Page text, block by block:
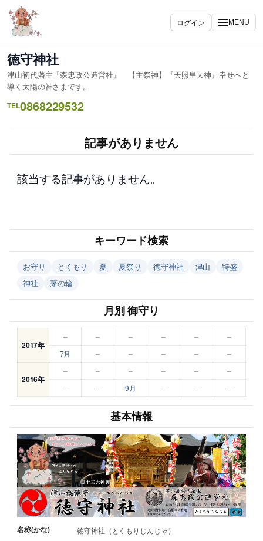
内
容
ス
キ
ッ
プ
ログイン MENU
徳守神社
津山初代藩主『森忠政公造営社』 【主祭神】『天照皇大神』幸せへと
導く太陽の神さまです。
TEL0868229532
記事がありません
該当する記事がありません。
キーワード検索
お守り とくもり 夏 夏祭り 徳守神社 津山
特盛
神社
茅の輪
月別 御守り
2017年
– – – – –
–
7月
– – – – –
2016年
– – – – –
–
–
– 9月 – – –
基本情報
名称(かな) 徳守神社（とくもりじんじゃ）